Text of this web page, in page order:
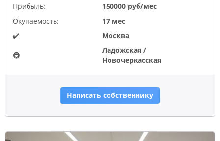
Прибыль:
150000 руб/мес
Окупаемость:
17 мес
✔️
Москва
🚇
Ладожская /
Новочеркасская
Написать собственнику